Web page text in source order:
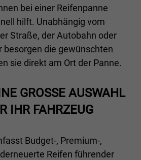
bei einer Reifenpanne
hilft. Unabhängig vom
Straße, der Autobahn oder
besorgen die gewünschten
sie direkt am Ort der Panne.
GROSSE AUSWAHL A
FAHRZEUG
Budget-, Premium-,
Reifen führender